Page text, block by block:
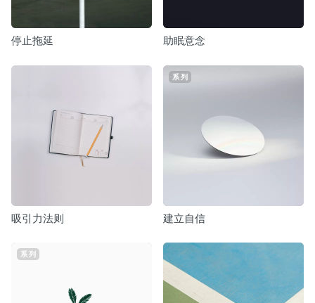
停止拖延 助眠意念
吸引力法则
系列
建立自信
系列